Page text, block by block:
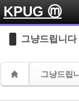
KPUG ⓜ
그냥드립니다
그냥드립